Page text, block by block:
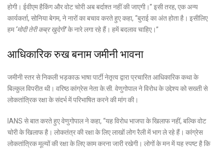
होगी। ईवीएम हैकिंग और वोट चोरी अब बर्दाश्त नहीं की जाएगी।” इसी तरह, एक अन्य
कार्यकर्ता, सोनिया बेगम, ने नारों का बचाव करते हुए कहा, “बुराई का अंत होता है। इसीलिए
हम‘मोदी तेरी कब्र खुदेगी’के नारे लगा रहे हैं। हमें बदलाव चाहिए।”
आधिकारिक रुख बनाम जमीनी भावना
जमीनी स्तर से निकली भड़काऊ भाषा पार्टी नेतृत्व द्वारा प्रचारित आधिकारिक कथा के
बिल्कुल विपरीत थी। वरिष्ठ कांग्रेस नेता के.सी. वेणुगोपाल ने विरोध के उद्देश्य को सख्ती से
लोकतांत्रिक रक्षा के संदर्भ में परिभाषित करने की मांग की।
IANS से बात करते हुए वेणुगोपाल ने कहा, “यह विरोध भाजपा के खिलाफ नहीं, बल्कि वोट
चोरी के खिलाफ है। लोकतंत्र की रक्षा के लिए लाखों लोग रैली में भाग ले रहे हैं। कांग्रेस
लोकतांत्रिक मूल्यों की रक्षा के लिए काम करना जारी रखेगी। लोगों के मन में यह स्पष्ट है कि